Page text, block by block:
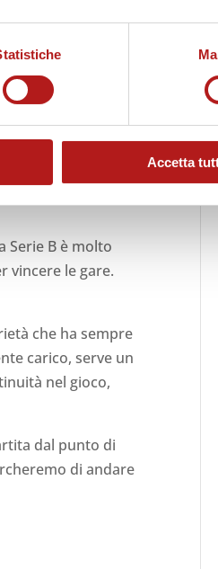
Accetta
Serie B è molto
vincere le gare.
che ha sempre
carico, serve un
nel gioco,
dal punto di
di andare